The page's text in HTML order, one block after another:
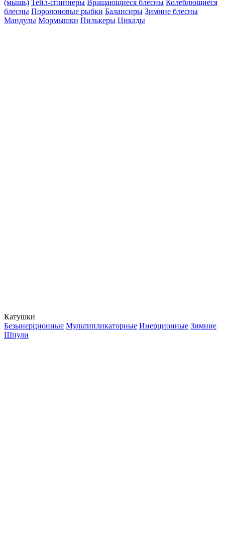
(мышь) Тейл-спиннеры Вращающиеся блесны Колеблющиеся
блесны Поролоновые рыбки Балансиры Зимние блесны
Мандулы Мормышки Пилькеры Цикады
Катушки
Безынерционные Мультипликаторные Инерционные Зимние
Шпули